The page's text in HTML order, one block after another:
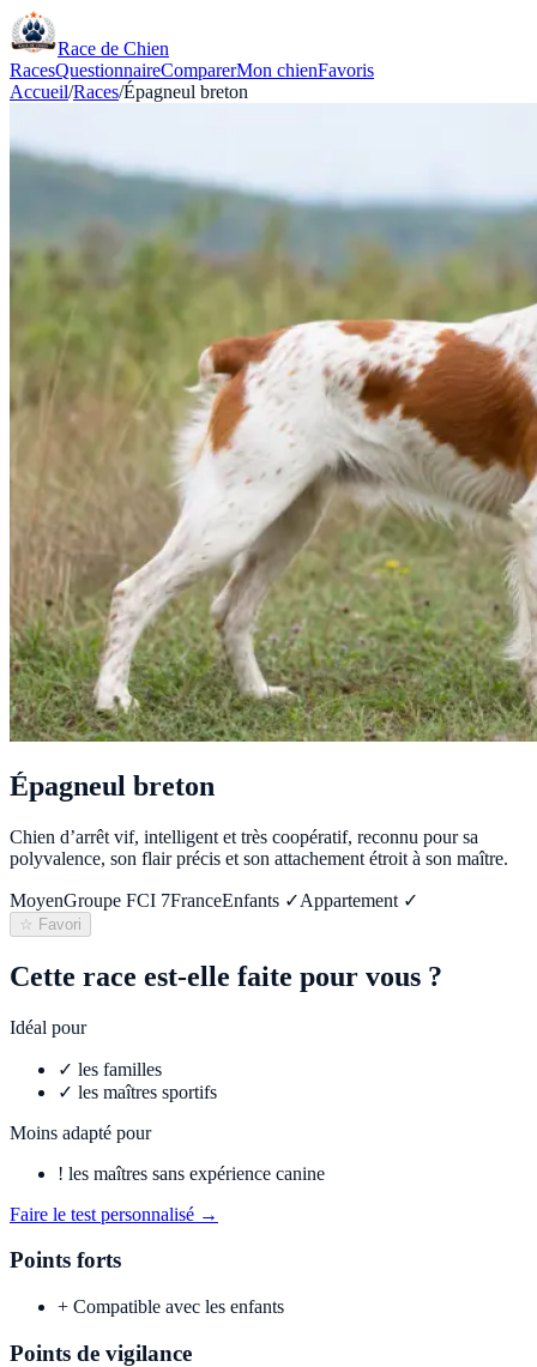
Race de Chien
RacesQuestionnaireComparerMon chienFavoris
Accueil/Races/Épagneul breton
Épagneul breton
Chien d’arrêt vif, intelligent et très coopératif, reconnu pour sa
polyvalence, son flair précis et son attachement étroit à son maître.
MoyenGroupe FCI 7FranceEnfants ✓Appartement ✓
☆ Favori
Cette race est-elle faite pour vous ?
Idéal pour
✓ les familles
✓ les maîtres sportifs
Moins adapté pour
! les maîtres sans expérience canine
Faire le test personnalisé →
Points forts
+ Compatible avec les enfants
Points de vigilance